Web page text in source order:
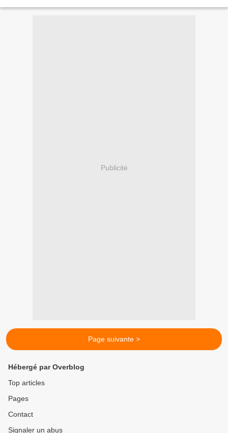
Publicité
Page suivante >
Hébergé par Overblog
Top articles
Pages
Contact
Signaler un abus